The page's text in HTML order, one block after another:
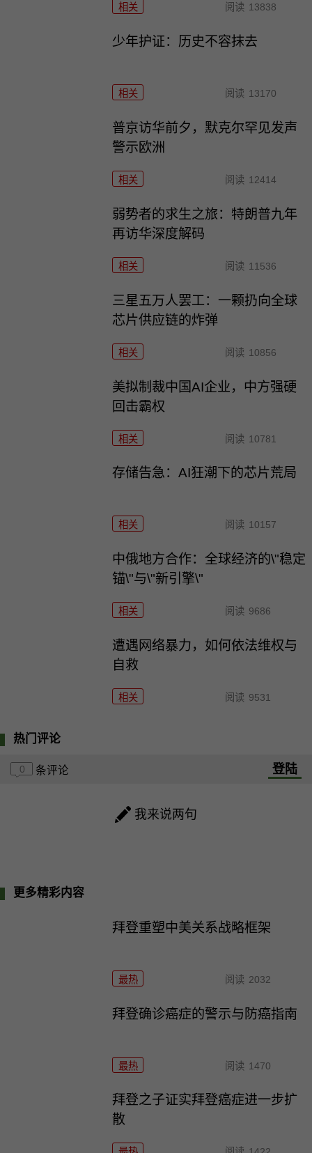
相关 阅读 13838
少年护证：历史不容抹去
相关 阅读 13170
普京访华前夕，默克尔罕见发声
警示欧洲
相关 阅读 12414
弱势者的求生之旅：特朗普九年
再访华深度解码
相关 阅读 11536
三星五万人罢工：一颗扔向全球
芯片供应链的炸弹
相关 阅读 10856
美拟制裁中国AI企业，中方强硬
回击霸权
相关 阅读 10781
存储告急：AI狂潮下的芯片荒局
相关 阅读 10157
中俄地方合作：全球经济的\"稳定
锚\"与\"新引擎\"
相关 阅读 9686
遭遇网络暴力，如何依法维权与
自救
相关 阅读 9531
热门评论
0 条评论 登陆
我来说两句
更多精彩内容
拜登重塑中美关系战略框架
最热 阅读 2032
拜登确诊癌症的警示与防癌指南
最热 阅读 1470
拜登之子证实拜登癌症进一步扩
散